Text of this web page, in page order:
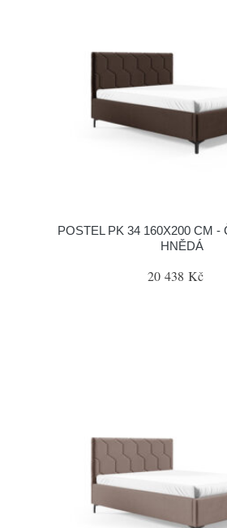
POSTEL PK 34 160X200 CM -
HNĚDÁ
20 438 Kč